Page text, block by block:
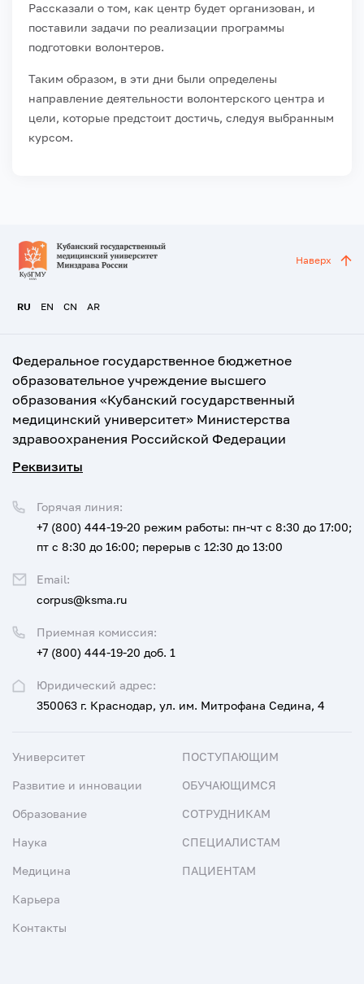
Рассказали о том, как центр будет организован, и
поставили задачи по реализации программы
подготовки волонтеров.
Таким образом, в эти дни были определены
направление деятельности волонтерского центра и
цели, которые предстоит достичь, следуя выбранным
курсом.
RU EN CN AR
Наверх
Федеральное государственное бюджетное
образовательное учреждение высшего
образования «Кубанский государственный
медицинский университет» Министерства
здравоохранения Российской Федерации
Реквизиты
Юридический адрес:
350063 г. Краснодар, ул. им. Митрофана Седина, 4
Приемная комиссия:
+7 (800) 444-19-20 доб. 1
Горячая линия:
+7 (800) 444-19-20 режим работы: пн-чт с 8:30 до 17:00;
пт с 8:30 до 16:00; перерыв с 12:30 до 13:00
Email:
corpus@ksma.ru
Университет
Развитие и инновации
Образование
Наука
Медицина
Карьера
Контакты
ПОСТУПАЮЩИМ
ОБУЧАЮЩИМСЯ
СОТРУДНИКАМ
СПЕЦИАЛИСТАМ
ПАЦИЕНТАМ